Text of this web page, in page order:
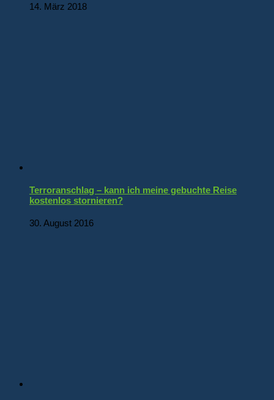
14. März 2018
Terroranschlag – kann ich meine gebuchte Reise
kostenlos stornieren?
30. August 2016